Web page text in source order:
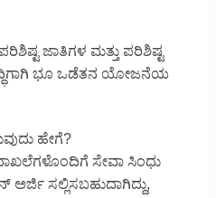
ಜಾತಿಗಳ ಮತ್ತು ಪರಿಶಿಷ್ಟ
ಭೂ ಒಡೆತನ ಯೋಜನೆಯ
ಹೇಗೆ?
ಸೇವಾ ಸಿಂಧು
ಸಲ್ಲಿಸಬಹುದಾಗಿದ್ದು,